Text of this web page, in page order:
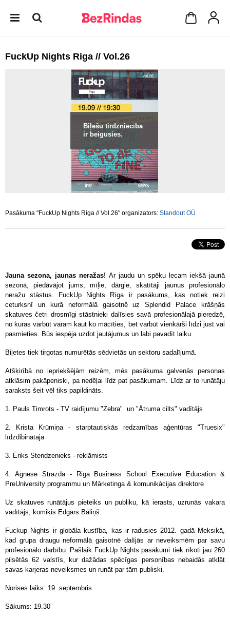
FuckUp Nights Riga // Vol.26
Biļešu tirdzniecība
ir beigusies.
Pasākuma "FuckUp Nights Riga // Vol.26" organizators: Standout OÜ
Jauna sezona, jaunas neražas! Ar jaudu un spēku lecam iekšā jaunā
sezonā, piedāvājot jums, mīļie, dārgie, skatītāji jaunus profesionālo
neražu stāstus. FuckUp Nights Rīga ir pasākums, kas notiek reizi
ceturksnī un kurā neformālā gaisotnē uz Splendid Palace krāšņās
skatuves četri drosmīgi stāstnieki dalīsies savā profesionālajā pieredzē,
no kuras varbūt varam kaut ko mācīties, bet varbūt vienkārši līdzi just vai
pasmieties. Būs iespēja uzdot jautājumus un labi pavadīt laiku.
Biļetes tiek tirgotas numurētās sēdvietās un sektoru sadalījumā.
Atšķirībā no iepriekšējām reizēm, mēs pasākuma galvenās personas
atklāsim pakāpeniski, pa nedēļai līdz pat pasākumam. Līdz ar to runātāju
saraksts šeit vēl tiks papildināts.
1. Pauls Timrots - TV raidījumu "Zebra" un "Ātruma cilts" vadītājs
2. Krista Krūmiņa - starptautiskās redzamības aģentūras "Truesix"
līdzdibinātāja
3. Ēriks Stendzenieks - reklāmists
4. Agnese Strazda - Riga Business School Executive Education &
PreUniversity programmu un Mārketinga & komunikācijas direktore
Uz skatuves runātājus pieteiks un publiku, kā ierasts, uzrunās vakara
vadītājs, komiķis Edgars Bāliņš.
Fuckup Nights ir globāla kustība, kas ir radusies 2012. gadā Meksikā,
kad grupa draugu neformālā gaisotnē dalījās ar neveiksmēm par savu
profesionālo darbību. Pašlaik FuckUp Nights pasākumi tiek rīkoti jau 260
pilsētās 62 valstīs, kur dažādas spēcīgas personības nebaidās atklāt
savas karjeras neveiksmes un runāt par tām publiski.
Norises laiks: 19. septembris
Sākums: 19.30